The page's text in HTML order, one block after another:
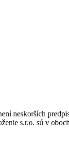
neskorších
s.r.o. sú v